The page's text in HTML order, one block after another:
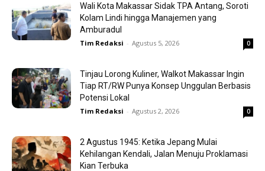
Wali Kota Makassar Sidak TPA Antang, Soroti
Kolam Lindi hingga Manajemen yang
Amburadul
Tim Redaksi - Agustus 5, 2026 0
Tinjau Lorong Kuliner, Walkot Makassar Ingin
Tiap RT/RW Punya Konsep Unggulan Berbasis
Potensi Lokal
Tim Redaksi - Agustus 2, 2026 0
2 Agustus 1945: Ketika Jepang Mulai
Kehilangan Kendali, Jalan Menuju Proklamasi
Kian Terbuka